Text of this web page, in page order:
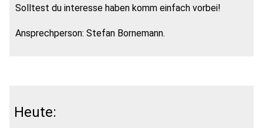
Solltest du interesse haben komm einfach vorbei!
Ansprechperson: Stefan Bornemann.
Heute: